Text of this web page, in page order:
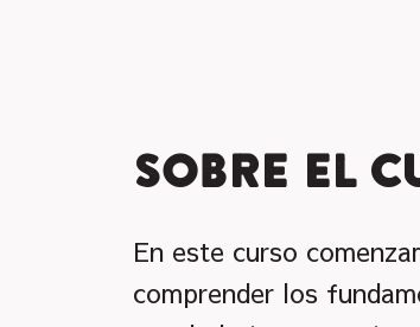
Sobre el
En este curso
comprender los